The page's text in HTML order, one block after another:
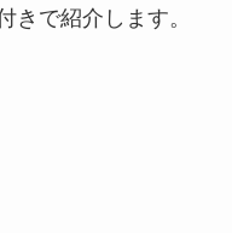
きで紹介します。